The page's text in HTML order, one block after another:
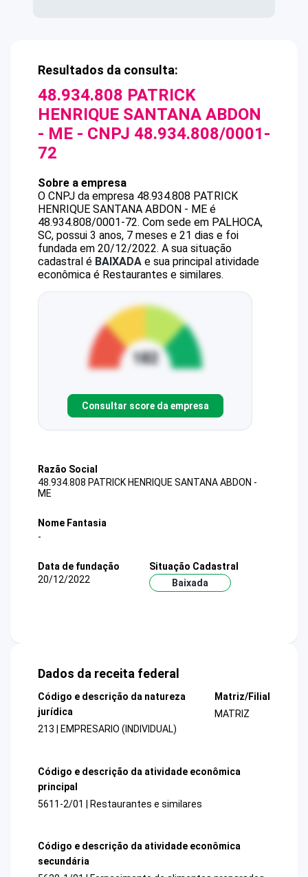
Resultados da consulta:
48.934.808 PATRICK
HENRIQUE SANTANA ABDON
- ME - CNPJ 48.934.808/0001-
72
Sobre a empresa
O CNPJ da empresa 48.934.808 PATRICK
HENRIQUE SANTANA ABDON - ME é
48.934.808/0001-72. Com sede em PALHOCA,
SC, possui 3 anos, 7 meses e 21 dias e foi
fundada em 20/12/2022. A sua situação
cadastral é BAIXADA e sua principal atividade
econômica é Restaurantes e similares.
Consultar score da empresa
Razão Social
48.934.808 PATRICK HENRIQUE SANTANA ABDON -
ME
Nome Fantasia
-
Data de fundação
20/12/2022
Situação Cadastral
Baixada
Dados da receita federal
Código e descrição da natureza
jurídica
213 | EMPRESARIO (INDIVIDUAL)
Matriz/Filial
MATRIZ
Código e descrição da atividade econômica
principal
5611-2/01 | Restaurantes e similares
Código e descrição da atividade econômica
secundária